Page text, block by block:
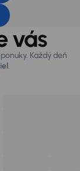
vás
Každý deň
.